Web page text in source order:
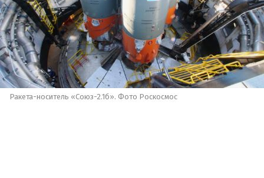
Ракета-носитель «Союз-2.1б». Фото Роскосмос